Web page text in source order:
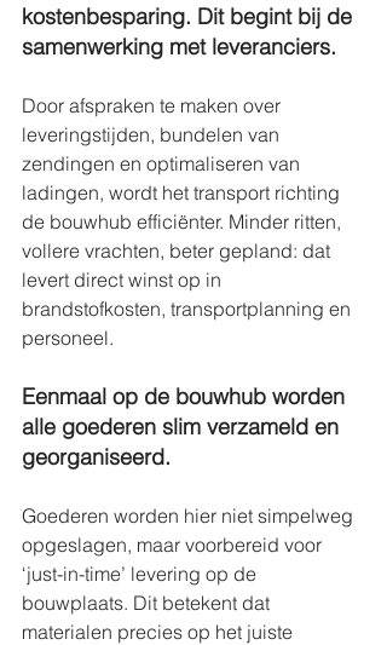
kostenbesparing. Dit begint bij de
samenwerking met leveranciers.
Door afspraken te maken over
leveringstijden, bundelen van
zendingen en optimaliseren van
ladingen, wordt het transport richting
de bouwhub efficiënter. Minder ritten,
vollere vrachten, beter gepland: dat
levert direct winst op in
brandstofkosten, transportplanning en
personeel.
Eenmaal op de bouwhub worden
alle goederen slim verzameld en
georganiseerd.
Goederen worden hier niet simpelweg
opgeslagen, maar voorbereid voor
‘just-in-time’ levering op de
bouwplaats. Dit betekent dat
materialen precies op het juiste